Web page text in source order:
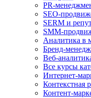
PR-
SEO-
SERM и
SMM-
Аналитика в
Бренд-
Веб-
Все курсы
Интернет-
Контекстная
Контент-